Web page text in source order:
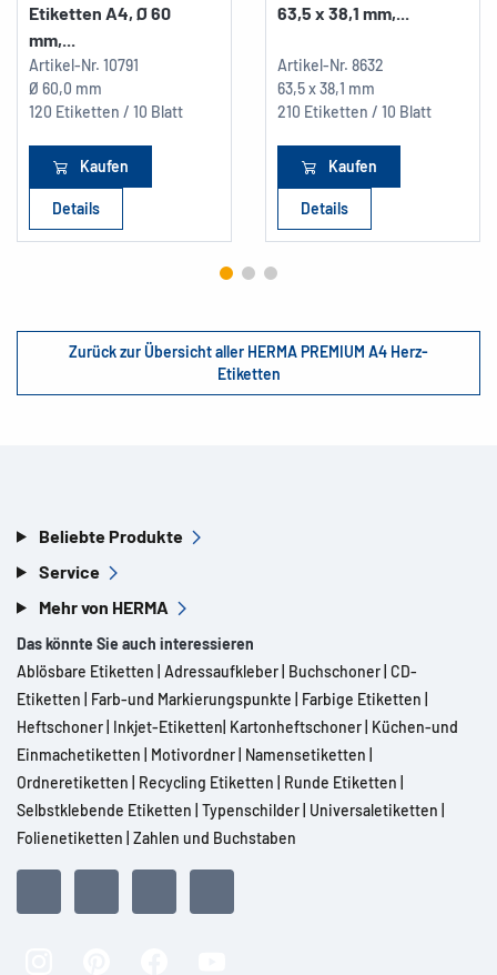
Etiketten A4, Ø 60
mm,...
Artikel-Nr. 10791
Ø 60,0 mm
120 Etiketten / 10 Blatt
Kaufen
Details
63,5 x 38,1 mm,...
Artikel-Nr. 8632
63,5 x 38,1 mm
210 Etiketten / 10 Blatt
Kaufen
Details
Zurück zur Übersicht aller HERMA PREMIUM A4 Herz-
Etiketten
Beliebte Produkte
Service
Mehr von HERMA
Das könnte Sie auch interessieren
Ablösbare Etiketten Adressaufkleber Buchschoner CD-
Etiketten
Farb-und Markierungspunkte Farbige Etiketten
Heftschoner Inkjet-Etiketten Kartonheftschoner Küchen-und
Einmachetiketten
Motivordner Namensetiketten
Ordneretiketten
Recycling Etiketten Runde Etiketten
Selbstklebende Etiketten Typenschilder Universaletiketten
Folienetiketten Zahlen und Buchstaben